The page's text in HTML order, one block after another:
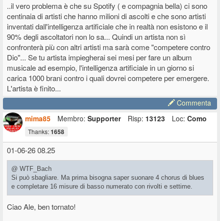
Michielin che secondo me lo spiega bene.
Lei lo ha detto come spunto per giustificare il suo pensiero ma io lo
estenderei sia al maschile che al femminile... non vale solo per le
donne.
Secondo me in Italia siamo tutti dei gran cagacazzi (termine
specifico e scientifico
), se una cosa non rispetta perfettamente
certi canoni che ci siamo dati allora ci sentiamo sempre tutti
giustificati non solo a colpirla ma proprio a raderla al suolo.
Non è che questo modo di fare e di pensare sia un tantino... tossico?
E che magari, indirettamente, abbia contribuito anch'esso alla
decadenza non solo della musica ma dell'intero sistema almeno in
Poco fa parlavamo di Sonny Rollins e della qualità della musica che
c'era al tempo, in cui lui era addirittura solo "uno dei tanti", ci si
stupisce sempre in questo forum di come sia cambiato tutto... ma
secondo voi non è che il mondo è peggiorato anche perché certi
atteggiamenti tossici invece di combatterli o arginarli li abbiamo
interiorizzati e resi parte della normalità? Ad esempio l'apparenza al
posto della sostanza (cioè attaccare la Michielin perché ha fatto una
gaffe e magari nessuna critica sul piano musicale).
Forse ho bevuto troppi caffè... e sono solo le 9 e mezza
Lascio a
voi i commenti
..il vero problema è che su Spotify ( e compagnia bella) ci sono
centinaia di artisti che hanno milioni di ascolti e che sono artisti
inventati dall'intelligenza artificiale che in realtà non esistono e il
90% degli ascoltatori non lo sa... Quindi un artista non sì
confronterà più con altri artisti ma sarà come "competere contro
Dio"... Se tu artista impiegherai sei mesi per fare un album
musicale ad esempio, l'intelligenza artificiale in un giorno si
carica 1000 brani contro i quali dovrei competere per emergere.
L'artista è finito...
Commenta
mima85
Membro: Supporter Risp: 13123 Loc: Como
Thanks:1658
01-06-26 08.25
@ WTF_Bach
Si può sbagliare. Ma prima bisogna saper suonare 4 chorus di blues
e completare 16 misure di basso numerato con rivolti e settime.
Ciao Ale, ben tornato!